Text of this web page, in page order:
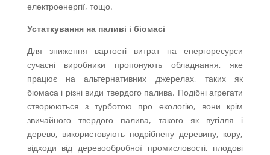
електроенергії, тощо.
Устаткування на паливі і біомасі
Для зниження вартості витрат на енергоресурси
сучасні виробники пропонують обладнання, яке
працює на альтернативних джерелах, таких як
біомаса і різні види твердого палива. Подібні агрегати
створюються з турботою про екологію, вони крім
звичайного твердого палива, такого як вугілля і
дерево, використовують подрібнену деревину, кору,
відходи від деревообробної промисловості, плодові